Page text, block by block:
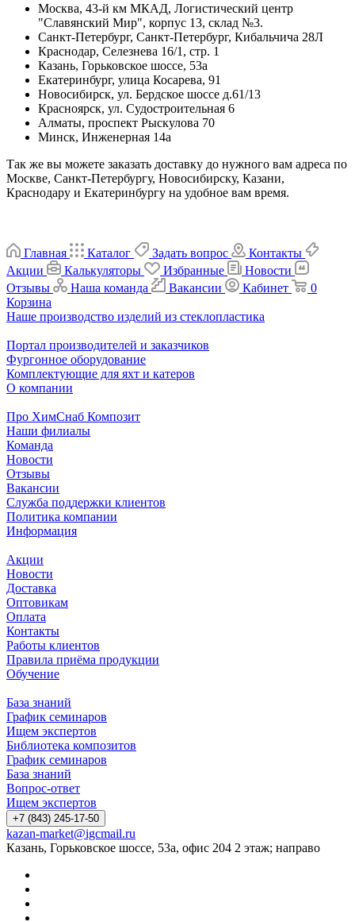
Москва, 43-й км МКАД, Логистический центр
"Славянский Мир", корпус 13, склад №3.
Санкт-Петербург, Санкт-Петербург, Кибальчича 28Л
Краснодар, Селезнева 16/1, стр. 1
Казань, Горьковское шоссе, 53а
Екатеринбург, улица Косарева, 91
Новосибирск, ул. Бердское шоссе д.61/13
Красноярск, ул. Судостроительная 6
Алматы, проспект Рыскулова 70
Минск, Инженерная 14а
Так же вы можете заказать доставку до нужного вам адреса по
Москве, Санкт-Петербургу, Новосибирску, Казани,
Краснодару и Екатеринбургу на удобное вам время.
Главная Каталог Задать вопрос
Контакты
Акции
Калькуляторы Избранные
Новости
Отзывы
Наша команда Вакансии Кабинет
0
Корзина
Наше производство изделий из стеклопластика
Портал производителей и заказчиков
Фургонное оборудование
Комплектующие для яхт и катеров
О компании
Про ХимСнаб Композит
Наши филиалы
Команда
Новости
Отзывы
Вакансии
Служба поддержки клиентов
Политика компании
Информация
Акции
Новости
Доставка
Оптовикам
Оплата
Контакты
Работы клиентов
Правила приёма продукции
Обучение
База знаний
График семинаров
Ищем экспертов
Библиотека композитов
График семинаров
База знаний
Вопрос-ответ
Ищем экспертов
+7 (843) 245-17-50
kazan-market@igcmail.ru
Казань, ​Горьковское шоссе, 53а, офис 204 2 этаж; направо